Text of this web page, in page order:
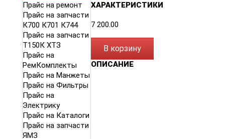
Прайс на ремонт
Прайс на запчасти
К700 К701 К744
Прайс на запчасти
Т150К ХТЗ
Прайс на
РемКомплекты
Прайс на Манжеты
Прайс на Фильтры
Прайс на
Электрику
Прайс на Каталоги
Прайс на запчасти
ЯМЗ
ХАРАКТЕРИСТИКИ
7 200.00
В корзину
ОПИСАНИЕ